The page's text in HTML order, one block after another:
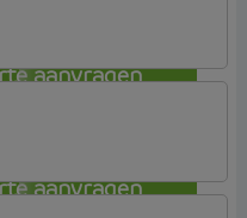
aanvragen
aanvragen